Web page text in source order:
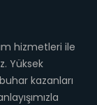
hizmetleri ile
Yüksek
kazanları